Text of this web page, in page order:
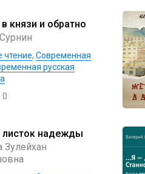
князи и обратно
чтение, Современная
русская
0
листок надежды
Зулейхан